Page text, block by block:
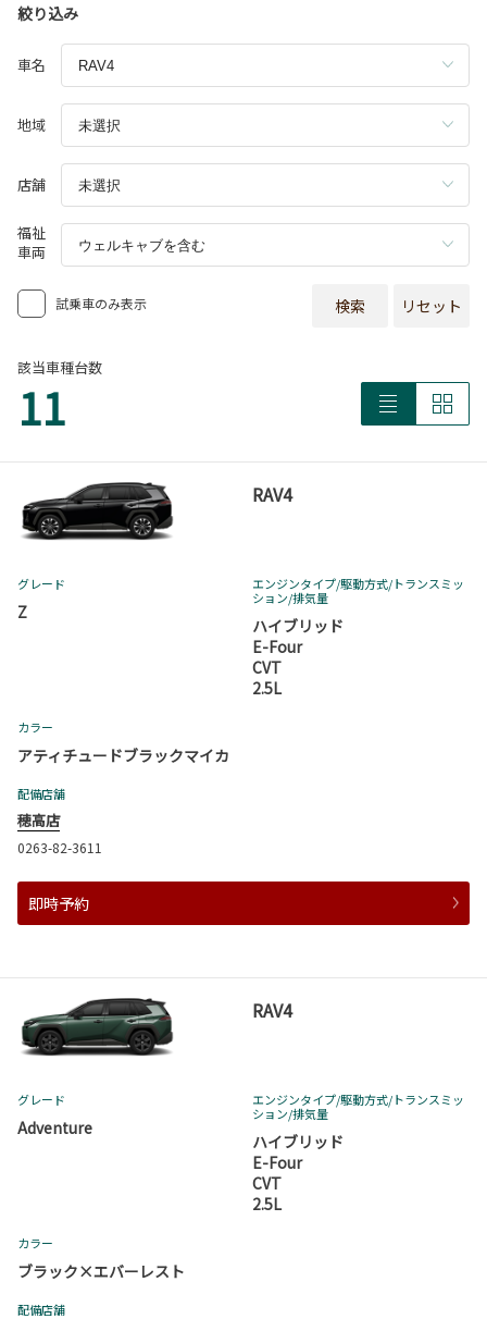
絞り込み
車名
地域
店舗
福祉
車両
試乗車のみ表示 検索 リセット
該当車種台数
11
RAV4
グレード
Z
エンジンタイプ/駆動方式/トランスミッ
ション/排気量
ハイブリッド
E-Four
CVT
2.5L
カラー
アティチュードブラックマイカ
配備店舗
穂高店
0263-82-3611
即時予約
RAV4
グレード
Adventure
エンジンタイプ/駆動方式/トランスミッ
ション/排気量
ハイブリッド
E-Four
CVT
2.5L
カラー
ブラック×エバーレスト
配備店舗